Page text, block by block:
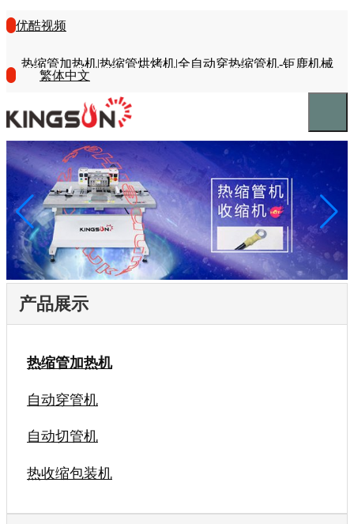
优酷视频
热缩管加热机|热缩管烘烤机|全自动穿热缩管机-钜鹿机械
繁体中文
产品展示
热缩管加热机
自动穿管机
自动切管机
热收缩包装机